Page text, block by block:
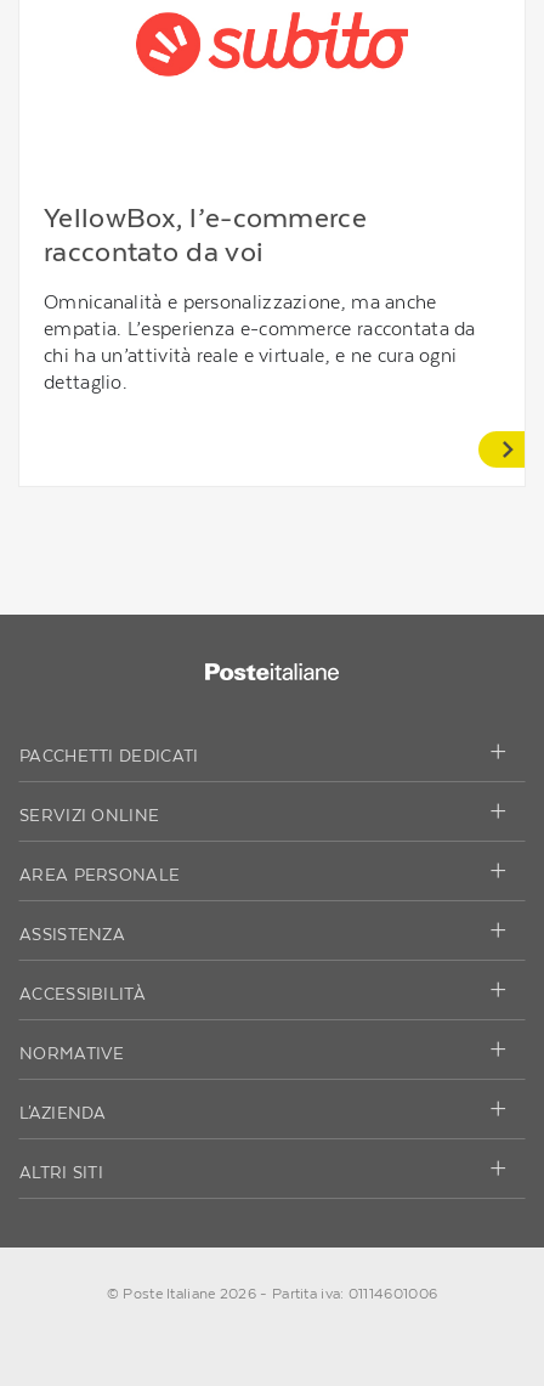
YellowBox, l’e-commerce
raccontato da voi
Omnicanalità e personalizzazione, ma anche
empatia. L’esperienza e-commerce raccontata da
chi ha un’attività reale e virtuale, e ne cura ogni
dettaglio.
PACCHETTI DEDICATI
SERVIZI ONLINE
AREA PERSONALE
ASSISTENZA
ACCESSIBILITÀ
NORMATIVE
L'AZIENDA
ALTRI SITI
© Poste Italiane 2026 - Partita iva: 01114601006